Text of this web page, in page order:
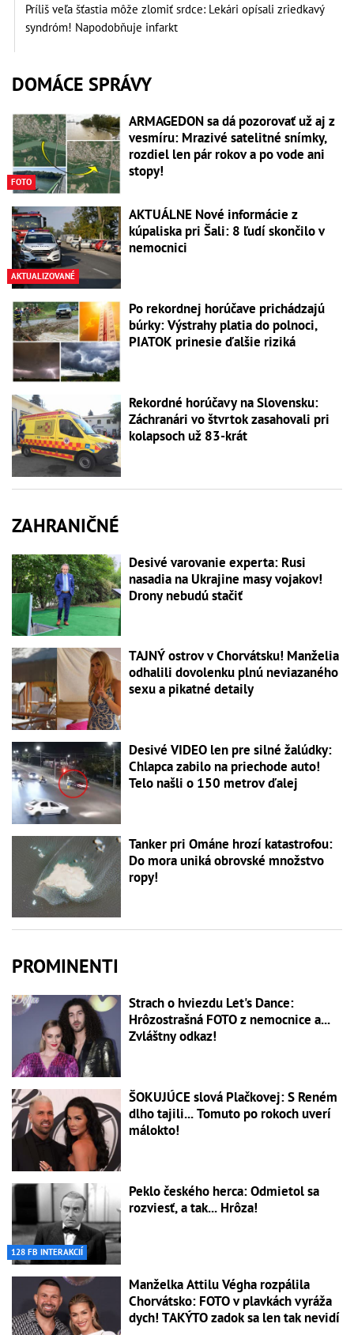
Príliš veľa šťastia môže zlomiť srdce: Lekári opísali zriedkavý
syndróm! Napodobňuje infarkt
DOMÁCE SPRÁVY
FOTO
ARMAGEDON sa dá pozorovať už aj z
vesmíru: Mrazivé satelitné snímky,
rozdiel len pár rokov a po vode ani
stopy!
AKTUALIZOVANÉ
AKTUÁLNE Nové informácie z
kúpaliska pri Šali: 8 ľudí skončilo v
nemocnici
Po rekordnej horúčave prichádzajú
búrky: Výstrahy platia do polnoci,
PIATOK prinesie ďalšie riziká
Rekordné horúčavy na Slovensku:
Záchranári vo štvrtok zasahovali pri
kolapsoch už 83-krát
ZAHRANIČNÉ
Desivé varovanie experta: Rusi
nasadia na Ukrajine masy vojakov!
Drony nebudú stačiť
TAJNÝ ostrov v Chorvátsku! Manželia
odhalili dovolenku plnú neviazaného
sexu a pikatné detaily
Desivé VIDEO len pre silné žalúdky:
Chlapca zabilo na priechode auto!
Telo našli o 150 metrov ďalej
Tanker pri Ománe hrozí katastrofou:
Do mora uniká obrovské množstvo
ropy!
PROMINENTI
Strach o hviezdu Let's Dance:
Hrôzostrašná FOTO z nemocnice a...
Zvláštny odkaz!
ŠOKUJÚCE slová Plačkovej: S Reném
dlho tajili... Tomuto po rokoch uverí
málokto!
128 FB INTERAKCIÍ
Peklo českého herca: Odmietol sa
rozviesť, a tak... Hrôza!
Manželka Attilu Végha rozpálila
Chorvátsko: FOTO v plavkách vyráža
dych! TAKÝTO zadok sa len tak nevidí